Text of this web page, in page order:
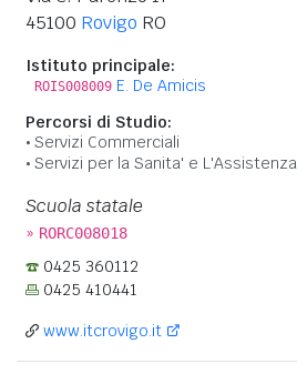
45100 Rovigo RO
Istituto principale:
ROIS008009 E. De Amicis
Percorsi di Studio:
Servizi Commerciali
Servizi per la Sanita' e
Scuola statale
» RORC008018
0425 360112
0425 410441
www.itcrovigo.it